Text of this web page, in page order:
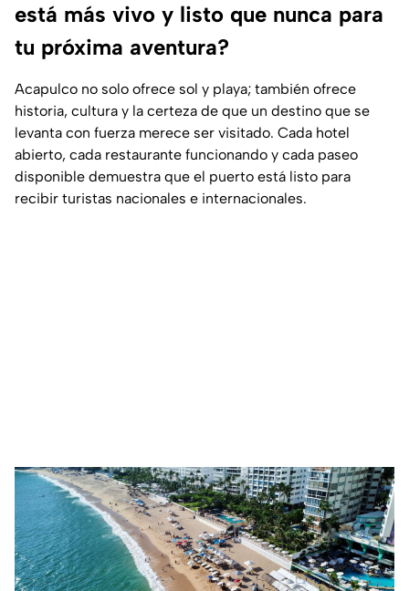
está más vivo y listo que nunca para
tu próxima aventura?
Acapulco no solo ofrece sol y playa; también ofrece
historia, cultura y la certeza de que un destino que se
levanta con fuerza merece ser visitado. Cada hotel
abierto, cada restaurante funcionando y cada paseo
disponible demuestra que el puerto está listo para
recibir turistas nacionales e internacionales.